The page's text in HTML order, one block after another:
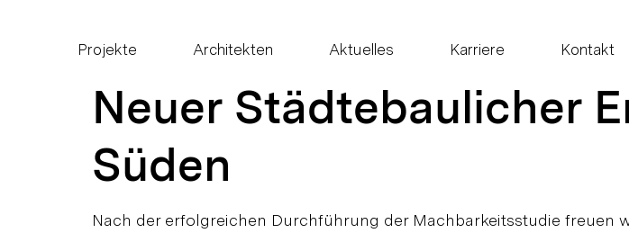
Projekte Architekten Aktuelles Karriere Kontakt
Neuer Städtebaulicher
Süden
Nach der erfolgreichen Durchführung der Machbarkeitsstudie freuen